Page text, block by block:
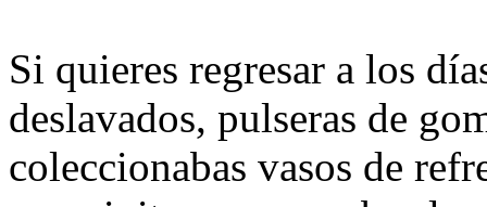
Si quieres regresar a los
deslavados, pulseras de
coleccionabas vasos de